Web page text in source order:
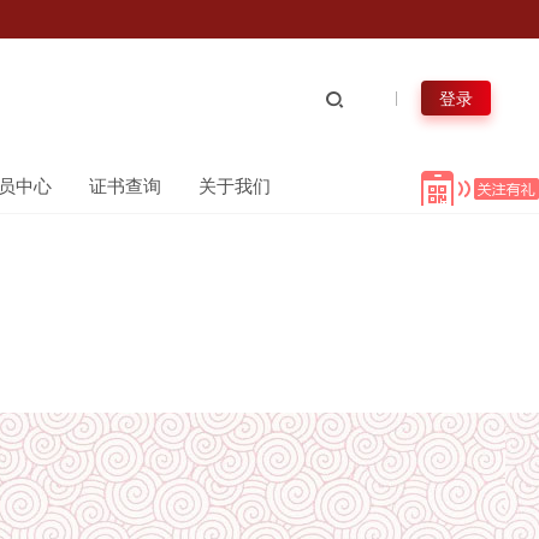
登录
中心 证书查询 关于我们